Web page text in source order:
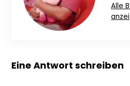
Alle
Eine Antwort schreiben